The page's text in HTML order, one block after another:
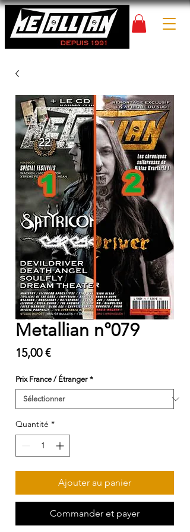
Metallian n°079
15,00 €Prix
Prix France / Étranger *
Quantité *
Ajouter au panier
Commander et payer